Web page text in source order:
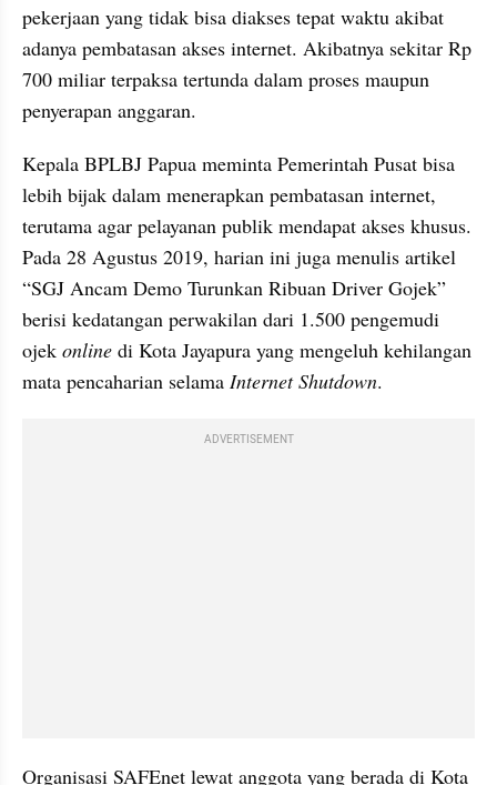
pekerjaan yang tidak bisa diakses tepat waktu akibat
adanya pembatasan akses internet. Akibatnya sekitar Rp
700 miliar terpaksa tertunda dalam proses maupun
penyerapan anggaran.
Kepala BPLBJ Papua meminta Pemerintah Pusat bisa
lebih bijak dalam menerapkan pembatasan internet,
terutama agar pelayanan publik mendapat akses khusus.
Pada 28 Agustus 2019, harian ini juga menulis artikel
“SGJ Ancam Demo Turunkan Ribuan Driver Gojek”
berisi kedatangan perwakilan dari 1.500 pengemudi
ojek online di Kota Jayapura yang mengeluh kehilangan
mata pencaharian selama Internet Shutdown.
ADVERTISEMENT
Organisasi SAFEnet lewat anggota yang berada di Kota